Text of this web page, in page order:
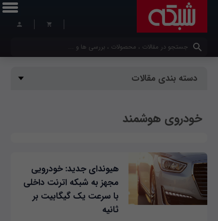
کلمات کلیدی خود را وارد کنید
دسته بندی مقالات
خودروی هوشمند
هیوندای جدید: خودرویی
مجهز به شبکه اترنت داخلی
با سرعت یک گیگابیت بر
ثانیه